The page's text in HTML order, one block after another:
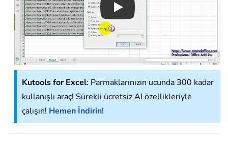
Play
Kutools for Excel: Parmaklarınızın ucunda 300 kadar
kullanışlı araç! Sürekli ücretsiz AI özellikleriyle
çalışın! Hemen İndirin!